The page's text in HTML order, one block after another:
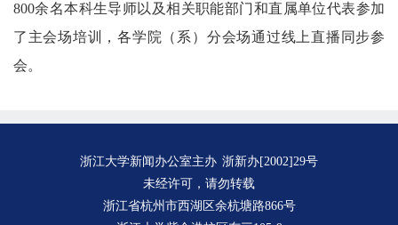
800余名本科生导师以及相关职能部门和直属单位代表参加
了主会场培训，各学院（系）分会场通过线上直播同步参
会。
浙江大学新闻办公室主办 浙新办[2002]29号
未经许可，请勿转载
浙江省杭州市西湖区余杭塘路866号